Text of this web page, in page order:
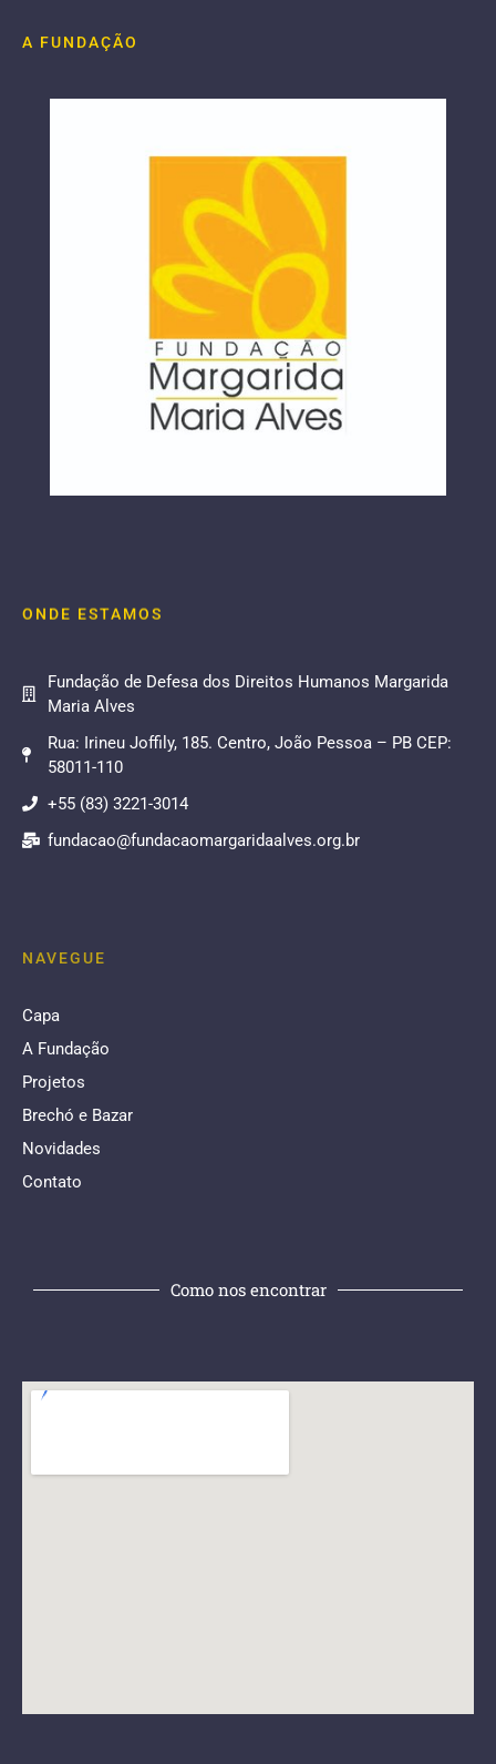
A FUNDAÇÃO
ONDE ESTAMOS
Fundação de Defesa dos Direitos Humanos Margarida
Maria Alves
Rua: Irineu Joffily, 185. Centro, João Pessoa – PB CEP:
58011-110
+55 (83) 3221-3014
fundacao@fundacaomargaridaalves.org.br
Capa
A Fundação
Projetos
Brechó e Bazar
Novidades
Contato
Como nos encontrar